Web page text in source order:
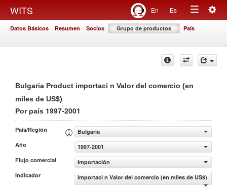
WITS En Es
Toggle
Datos Básicos Resumen Socios Grupo de productos País
Bulgaria Product importaci n Valor del comercio (en
miles de US$)
Por país 1997-2001
País/Región
Bulgaria
Año
1997-2001
Flujo comercial
Importación
Indicador
importaci n Valor del comercio (en miles de US$)